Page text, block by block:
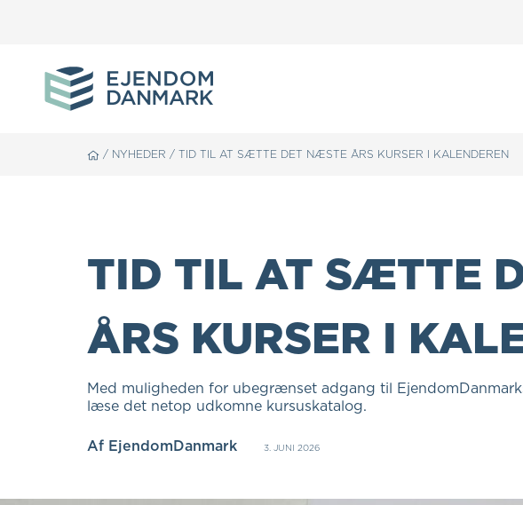
/ NYHEDER / TID TIL AT SÆTTE DET NÆSTE ÅRS KURSER I KALENDEREN
TID TIL AT SÆTTE
ÅRS KURSER I
Med muligheden for ubegrænset adgang til
læse det netop udkomne kursuskatalog.
Af EjendomDanmark 3. JUNI 2026